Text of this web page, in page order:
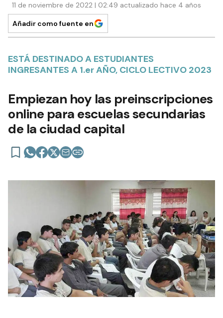
11 de noviembre de 2022 | 02:49 actualizado hace 4 años
Añadir como fuente en
ESTÁ DESTINADO A ESTUDIANTES
INGRESANTES A 1.er AÑO, CICLO LECTIVO 2023
Empiezan hoy las preinscripciones
online para escuelas secundarias
de la ciudad capital